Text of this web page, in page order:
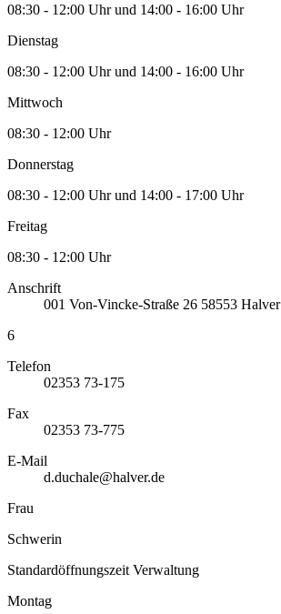
08:30 - 12:00 Uhr und 14:00 - 16:00 Uhr
Dienstag
08:30 - 12:00 Uhr und 14:00 - 16:00 Uhr
Mittwoch
08:30 - 12:00 Uhr
Donnerstag
08:30 - 12:00 Uhr und 14:00 - 17:00 Uhr
Freitag
08:30 - 12:00 Uhr
Anschrift
001 Von-Vincke-Straße 26 58553 Halver
6
Telefon
02353 73-175
Fax
02353 73-775
E-Mail
d.duchale@halver.de
Frau
Schwerin
Standardöffnungszeit Verwaltung
Montag